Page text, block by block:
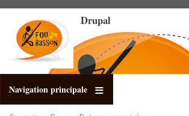
Inhalt
Drupal
Navigation principale